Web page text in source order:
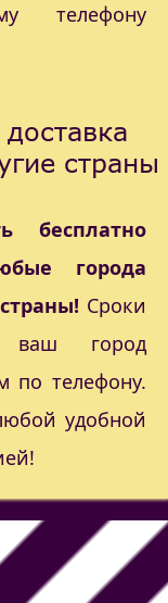
телефону
страны
бесплатно
города
Сроки
ваш город
по телефону.
удобной